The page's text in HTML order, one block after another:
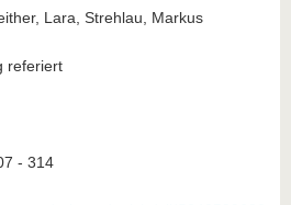
Lara, Strehlau, Markus
referiert
- 314